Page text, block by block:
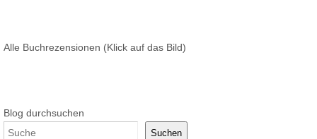
Alle Buchrezensionen (Klick auf das Bild)
Blog durchsuchen
Suchen